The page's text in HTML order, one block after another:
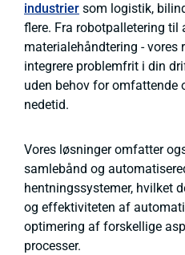
industrier som logistik,
flere. Fra robotpalletering til
materialehåndtering - vores
integrere problemfrit i din
uden behov for omfattende
nedetid.
Vores løsninger omfatter
samlebånd og
hentningssystemer, hvilket
og effektiviteten af
optimering af forskellige
processer.